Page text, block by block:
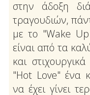
στην άδοξη
τραγουδιών,
με το "Wake
είναι από τα
και
"Hot Love" ένα
να έχει γίνει